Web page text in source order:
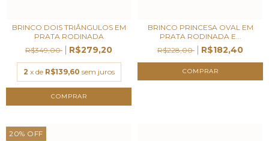
BRINCO DOIS TRIÂNGULOS EM
PRATA RODINADA
R$349,00
R$279,20
2 x de R$139,60 sem juros
BRINCO PRINCESA OVAL EM
PRATA RODINADA E...
R$228,00
R$182,40
20% OFF